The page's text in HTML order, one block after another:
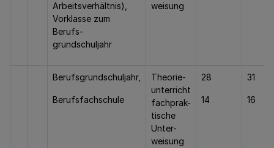
Arbeitsverhältnis),
Vorklasse zum
Berufs-
grundschuljahr
weisung
Berufsgrundschuljahr,
Berufsfachschule
Theorie-
unterricht
fachprak-
tische
Unter-
weisung
28
14
31
16